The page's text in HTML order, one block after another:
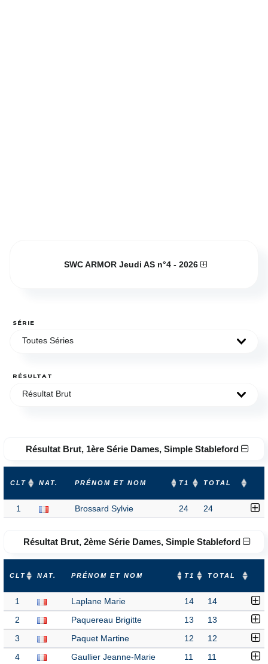
SWC ARMOR Jeudi AS n°4 - 2026
SÉRIE
Toutes Séries
RÉSULTAT
Résultat Brut
Résultat Brut, 1ère Série Dames, Simple Stableford
CLT NAT. PRÉNOM ET NOM T1 TOTAL
1 Brossard Sylvie 24 24
Résultat Brut, 2ème Série Dames, Simple Stableford
CLT NAT. PRÉNOM ET NOM T1 TOTAL
1 Laplane Marie 14 14
2 Paquereau Brigitte 13 13
3 Paquet Martine 12 12
4 Gaullier Jeanne-Marie 11 11